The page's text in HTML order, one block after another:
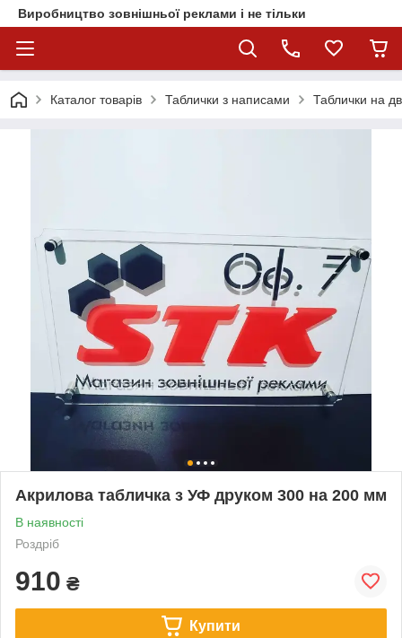
Виробництво зовнішньої реклами і не тільки
Каталог товарів Таблички з написами Таблички на
Акрилова табличка з УФ друком 300 на 200 мм
В наявності
Роздріб
910 ₴
Купити